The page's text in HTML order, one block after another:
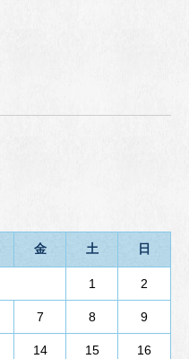
金 土 日
1 2
7 8 9
14 15 16